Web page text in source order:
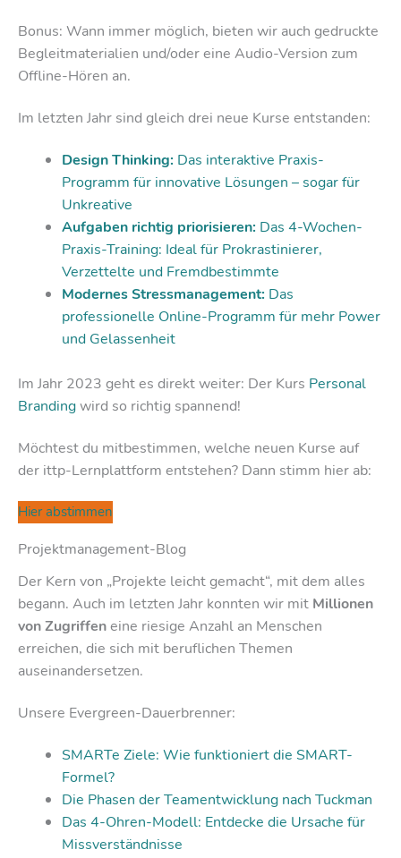
Bonus: Wann immer möglich, bieten wir auch gedruckte
Begleitmaterialien und/oder eine Audio-Version zum
Offline-Hören an.
Im letzten Jahr sind gleich drei neue Kurse entstanden:
Design Thinking: Das interaktive Praxis-
Programm für innovative Lösungen – sogar für
Unkreative
Aufgaben richtig priorisieren: Das 4-Wochen-
Praxis-Training: Ideal für Prokrastinierer,
Verzettelte und Fremdbestimmte
Modernes Stressmanagement: Das
professionelle Online-Programm für mehr Power
und Gelassenheit
Im Jahr 2023 geht es direkt weiter: Der Kurs Personal
Brandingwird so richtig spannend!
Möchtest du mitbestimmen, welche neuen Kurse auf
der ittp-Lernplattform entstehen? Dann stimm hier ab:
Hier abstimmen
Projektmanagement-Blog
Der Kern von „Projekte leicht gemacht“, mit dem alles
begann. Auch im letzten Jahr konnten wir mit Millionen
von Zugriffeneine riesige Anzahl an Menschen
erreichen, die sich mit beruflichen Themen
auseinandersetzen.
Unsere Evergreen-Dauerbrenner:
SMARTe Ziele: Wie funktioniert die SMART-
Formel?
Die Phasen der Teamentwicklung nach Tuckman
Das 4-Ohren-Modell: Entdecke die Ursache für
Missverständnisse